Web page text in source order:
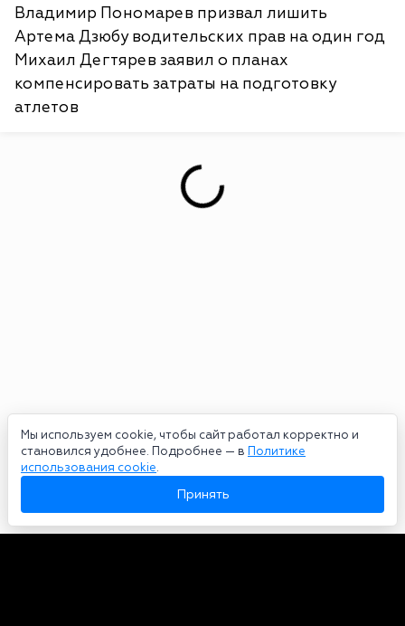
Мы используем cookie, чтобы сайт работал корректно и
становился удобнее. Подробнее — в Политике
использования cookie.
Принять
Владимир Пономарев призвал лишить
Артема Дзюбу водительских прав на один год
Михаил Дегтярев заявил о планах
компенсировать затраты на подготовку
атлетов